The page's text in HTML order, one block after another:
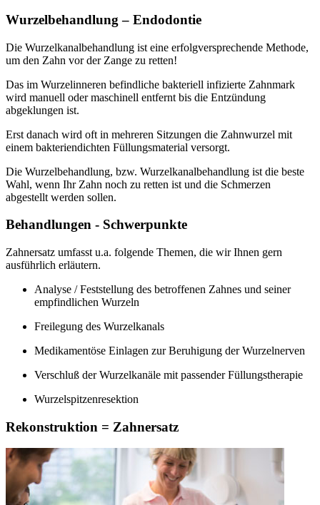
Wurzelbehandlung – Endodontie
Die Wurzelkanalbehandlung ist eine erfolgversprechende Methode,
um den Zahn vor der Zange zu retten!
Das im Wurzelinneren befindliche bakteriell infizierte Zahnmark
wird manuell oder maschinell entfernt bis die Entzündung
abgeklungen ist.
Erst danach wird oft in mehreren Sitzungen die Zahnwurzel mit
einem bakteriendichten Füllungsmaterial versorgt.
Die Wurzelbehandlung, bzw. Wurzelkanalbehandlung ist die beste
Wahl, wenn Ihr Zahn noch zu retten ist und die Schmerzen
abgestellt werden sollen.
Behandlungen - Schwerpunkte
Zahnersatz umfasst u.a. folgende Themen, die wir Ihnen gern
ausführlich erläutern.
Analyse / Feststellung des betroffenen Zahnes und seiner
empfindlichen Wurzeln
Freilegung des Wurzelkanals
Medikamentöse Einlagen zur Beruhigung der Wurzelnerven
Verschluß der Wurzelkanäle mit passender Füllungstherapie
Wurzelspitzenresektion
Rekonstruktion = Zahnersatz